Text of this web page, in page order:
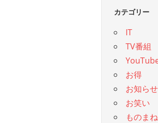
カテゴリー
IT
TV番組
お得
お知らせ
お笑い
ものまね